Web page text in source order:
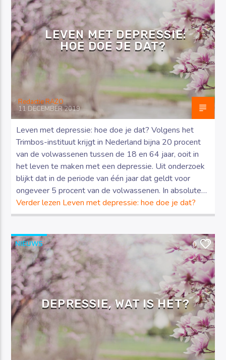
Luister RAZO online
LEVEN MET DEPRESSIE:
HOE DOE JE DAT?
Redactie RAZO
11 DECEMBER 2019
Leven met depressie: hoe doe je dat? Volgens het
Trimbos-instituut krijgt in Nederland bijna 20 procent
van de volwassenen tussen de 18 en 64 jaar, ooit in
het leven te maken met een depressie. Uit onderzoek
blijkt dat in de periode van één jaar dat geldt voor
ongeveer 5 procent van de volwassenen. In absolute…
Verder lezen Leven met depressie: hoe doe je dat?
NIEUWS 0
DEPRESSIE, WAT IS HET?